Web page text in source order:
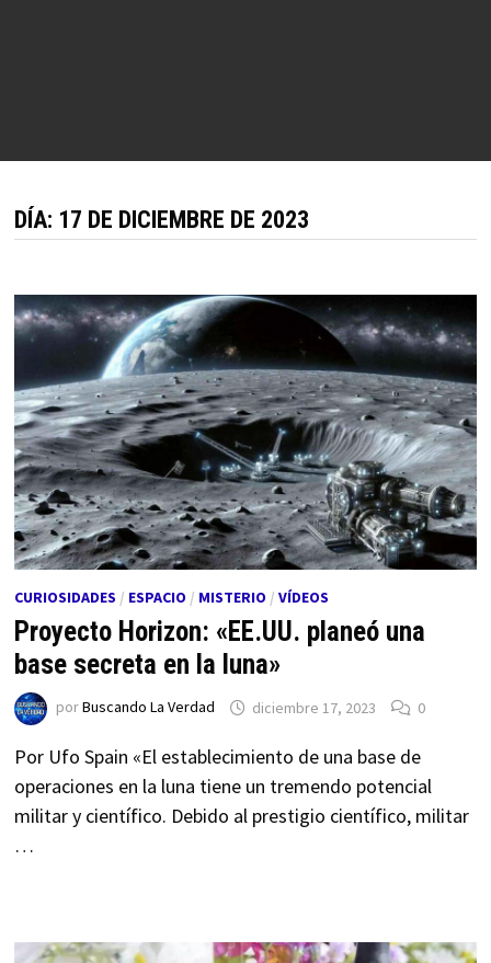
DÍA: 17 DE DICIEMBRE DE 2023
CURIOSIDADES / ESPACIO / MISTERIO / VÍDEOS
Proyecto Horizon: «EE.UU. planeó una
base secreta en la luna»
porBuscando La Verdad diciembre 17, 2023 0
Por Ufo Spain «El establecimiento de una base de
operaciones en la luna tiene un tremendo potencial
militar y científico. Debido al prestigio científico, militar
…